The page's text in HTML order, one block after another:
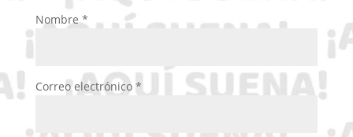
Nombre *
Correo electrónico *